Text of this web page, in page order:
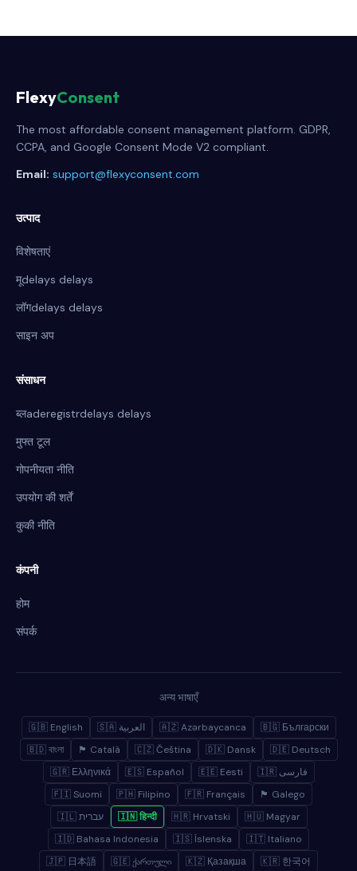
FlexyConsent
The most affordable consent management platform. GDPR,
CCPA, and Google Consent Mode V2 compliant.
Email: support@flexyconsent.com
उत्पाद
विशेषताएं
मूdelays delays
लॉगdelays delays
साइन अप
संसाधन
ब्लaderegistrdelays delays
मुफ्त टूल
गोपनीयता नीति
उपयोग की शर्तें
कुकी नीति
कंपनी
होम
संपर्क
अन्य भाषाएँ
🇬🇧 English 🇸🇦 العربية 🇦🇿 Azərbaycanca
🇧🇬 Български
🇧🇩 বাংলা
🏴 Català 🇨🇿 Čeština 🇩🇰 Dansk
🇩🇪 Deutsch
🇬🇷 Ελληνικά
🇪🇸 Español 🇪🇪 Eesti
🇮🇷 فارسی
🇫🇮 Suomi
🇵🇭 Filipino 🇫🇷 Français
🏴 Galego
🇮🇱 עברית
🇮🇳 हिन्दी 🇭🇷 Hrvatski
🇭🇺 Magyar
🇮🇩 Bahasa Indonesia
🇮🇸 Íslenska
🇮🇹 Italiano
🇯🇵 日本語
🇬🇪 ქართული 🇰🇿 Қазақша 🇰🇷 한국어